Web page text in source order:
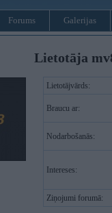
Forums Galerijas
Lietotāja
Lietotājvārds:
Braucu ar:
Nodarbošanās:
Intereses:
Ziņojumi forumā: